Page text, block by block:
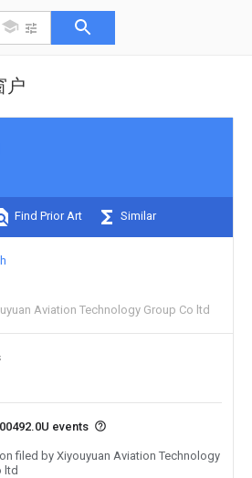
户
Find Prior Art Similar
Aviation Technology Group Co ltd
events
filed by Xiyouyuan Aviation Technology
ltd